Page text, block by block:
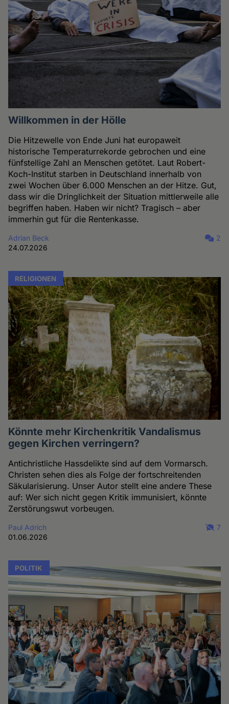
Willkommen in der Hölle
Die Hitzewelle von Ende Juni hat europaweit
historische Temperaturrekorde gebrochen und eine
fünfstellige Zahl an Menschen getötet. Laut Robert-
Koch-Institut starben in Deutschland innerhalb von
zwei Wochen über 6.000 Menschen an der Hitze. Gut,
dass wir die Dringlichkeit der Situation mittlerweile alle
begriffen haben. Haben wir nicht? Tragisch – aber
immerhin gut für die Rentenkasse.
Adrian Beck
24.07.2026
2
RELIGIONEN
Könnte mehr Kirchenkritik Vandalismus
gegen Kirchen verringern?
Antichristliche Hassdelikte sind auf dem Vormarsch.
Christen sehen dies als Folge der fortschreitenden
Säkularisierung. Unser Autor stellt eine andere These
auf: Wer sich nicht gegen Kritik immunisiert, könnte
Zerstörungswut vorbeugen.
Paul Adrich
01.06.2026
7
POLITIK